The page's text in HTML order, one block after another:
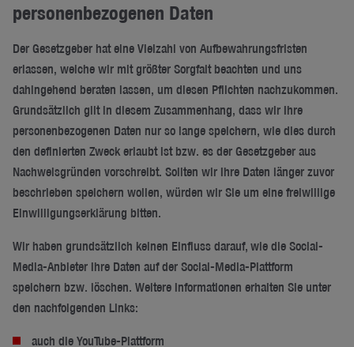
personenbezogenen Daten
Der Gesetzgeber hat eine Vielzahl von Aufbewahrungsfristen
erlassen, welche wir mit größter Sorgfalt beachten und uns
dahingehend beraten lassen, um diesen Pflichten nachzukommen.
Grundsätzlich gilt in diesem Zusammenhang, dass wir Ihre
personenbezogenen Daten nur so lange speichern, wie dies durch
den definierten Zweck erlaubt ist bzw. es der Gesetzgeber aus
Nachweisgründen vorschreibt. Sollten wir Ihre Daten länger zuvor
beschrieben speichern wollen, würden wir Sie um eine freiwillige
Einwilligungserklärung bitten.
Wir haben grundsätzlich keinen Einfluss darauf, wie die Social-
Media-Anbieter Ihre Daten auf der Social-Media-Plattform
speichern bzw. löschen. Weitere Informationen erhalten Sie unter
den nachfolgenden Links:
auch die YouTube-Plattform